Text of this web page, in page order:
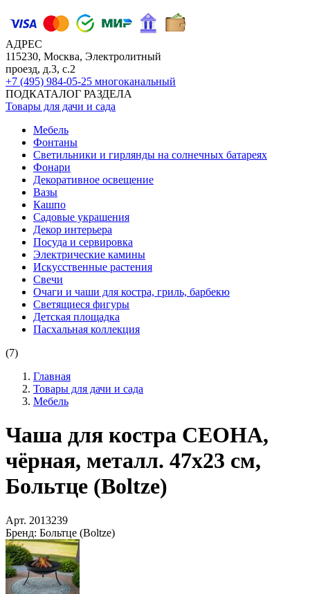
АДРЕС
115230, Москва, Электролитный
проезд, д.3, с.2
+7 (495) 984-05-25 многоканальный
ПОДКАТАЛОГ РАЗДЕЛА
Товары для дачи и сада
Мебель
Фонтаны
Светильники и гирлянды на солнечных батареях
Фонари
Декоративное освещение
Вазы
Кашпо
Садовые украшения
Декор интерьера
Посуда и сервировка
Электрические камины
Искусственные растения
Свечи
Очаги и чаши для костра, гриль, барбекю
Светящиеся фигуры
Детская площадка
Пасхальная коллекция
(7)
Главная
Товары для дачи и сада
Мебель
Чаша для костра СЕОНА,
чёрная, металл. 47х23 см,
Больтце (Boltze)
Арт. 2013239
Бренд: Больтце (Boltze)